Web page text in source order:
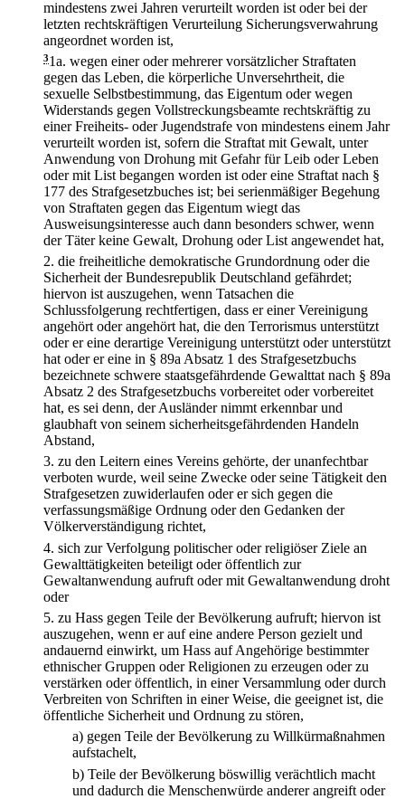
mindestens zwei Jahren verurteilt worden ist oder bei der
letzten rechtskräftigen Verurteilung Sicherungsverwahrung
angeordnet worden ist,
31a. wegen einer oder mehrerer vorsätzlicher Straftaten
gegen das Leben, die körperliche Unversehrtheit, die
sexuelle Selbstbestimmung, das Eigentum oder wegen
Widerstands gegen Vollstreckungsbeamte rechtskräftig zu
einer Freiheits- oder Jugendstrafe von mindestens einem Jahr
verurteilt worden ist, sofern die Straftat mit Gewalt, unter
Anwendung von Drohung mit Gefahr für Leib oder Leben
oder mit List begangen worden ist oder eine Straftat nach §
177 des Strafgesetzbuches ist; bei serienmäßiger Begehung
von Straftaten gegen das Eigentum wiegt das
Ausweisungsinteresse auch dann besonders schwer, wenn
der Täter keine Gewalt, Drohung oder List angewendet hat,
2. die freiheitliche demokratische Grundordnung oder die
Sicherheit der Bundesrepublik Deutschland gefährdet;
hiervon ist auszugehen, wenn Tatsachen die
Schlussfolgerung rechtfertigen, dass er einer Vereinigung
angehört oder angehört hat, die den Terrorismus unterstützt
oder er eine derartige Vereinigung unterstützt oder unterstützt
hat oder er eine in § 89a Absatz 1 des Strafgesetzbuchs
bezeichnete schwere staatsgefährdende Gewalttat nach § 89a
Absatz 2 des Strafgesetzbuchs vorbereitet oder vorbereitet
hat, es sei denn, der Ausländer nimmt erkennbar und
glaubhaft von seinem sicherheitsgefährdenden Handeln
Abstand,
3. zu den Leitern eines Vereins gehörte, der unanfechtbar
verboten wurde, weil seine Zwecke oder seine Tätigkeit den
Strafgesetzen zuwiderlaufen oder er sich gegen die
verfassungsmäßige Ordnung oder den Gedanken der
Völkerverständigung richtet,
4. sich zur Verfolgung politischer oder religiöser Ziele an
Gewalttätigkeiten beteiligt oder öffentlich zur
Gewaltanwendung aufruft oder mit Gewaltanwendung droht
oder
5. zu Hass gegen Teile der Bevölkerung aufruft; hiervon ist
auszugehen, wenn er auf eine andere Person gezielt und
andauernd einwirkt, um Hass auf Angehörige bestimmter
ethnischer Gruppen oder Religionen zu erzeugen oder zu
verstärken oder öffentlich, in einer Versammlung oder durch
Verbreiten von Schriften in einer Weise, die geeignet ist, die
öffentliche Sicherheit und Ordnung zu stören,
a) gegen Teile der Bevölkerung zu Willkürmaßnahmen
aufstachelt,
b) Teile der Bevölkerung böswillig verächtlich macht
und dadurch die Menschenwürde anderer angreift oder